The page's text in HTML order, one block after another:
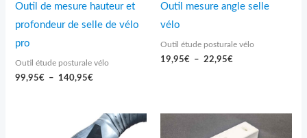
Outil de mesure hauteur et
profondeur de selle de vélo
pro
Outil étude posturale vélo
99,95€ – 140,95€
Outil mesure angle selle
vélo
Outil étude posturale vélo
19,95€ – 22,95€
de